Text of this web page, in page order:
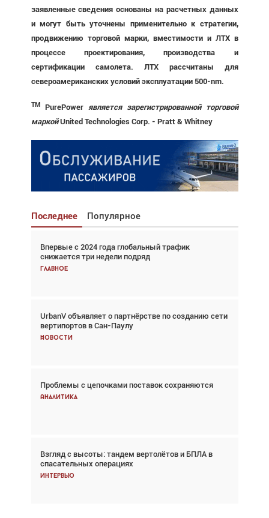
заявленные сведения основаны на расчетных данных
и могут быть уточнены применительно к стратегии,
продвижению торговой марки, вместимости и ЛТХ в
процессе проектирования, производства и
сертификации самолета. ЛТХ рассчитаны для
североамериканских условий эксплуатации 500-nm.
TM PurePower является зарегистрированной торговой
маркойUnited Technologies Corp. - Pratt & Whitney
Последнее Популярное
Впервые с 2024 года глобальный трафик
снижается три недели подряд
Главное
UrbanV объявляет о партнёрстве по созданию сети
вертипортов в Сан-Паулу
Новости
Проблемы с цепочками поставок сохраняются
Аналитика
Взгляд с высоты: тандем вертолётов и БПЛА в
спасательных операциях
Интервью
Взгляд с высоты: тандем вертолётов и БПЛА в
спасательных операциях
Главное
Авиационный фотограф Дэйв Кох: «Фотография
говорит сама за себя... а ИИ всё портит»
Новости
Впервые с 2024 года глобальный трафик
снижается три недели подряд
Частный самолёт – это актив. Подходите к
покупке соответствующим образом
Интервью